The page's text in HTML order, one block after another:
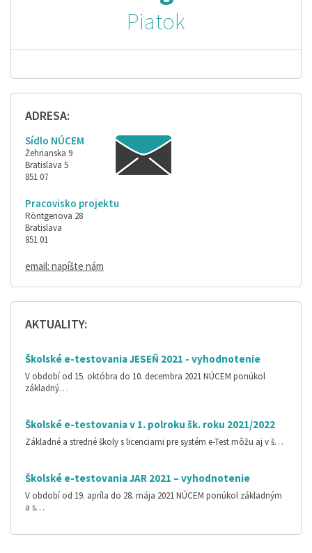
Piatok
ADRESA:
Sídlo NÚCEM
Žehrianska 9
Bratislava 5
851 07
Pracovisko projektu
Röntgenova 28
Bratislava
851 01
email: napíšte nám
AKTUALITY:
Školské e-testovania JESEŇ 2021 - vyhodnotenie
V období od 15. októbra do 10. decembra 2021 NÚCEM ponúkol
základný…
Školské e-testovania v 1. polroku šk. roku 2021/2022
Základné a stredné školy s licenciami pre systém e-Test môžu aj v š…
Školské e-testovania JAR 2021 – vyhodnotenie
V období od 19. apríla do 28. mája 2021 NÚCEM ponúkol základným
a s…